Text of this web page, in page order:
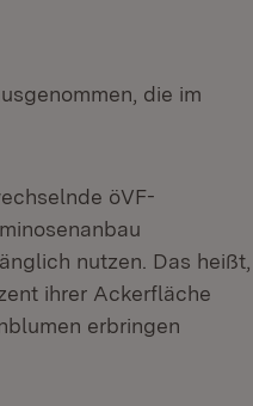
die im
öVF-
nutzen. Das heißt,
ihrer Ackerfläche
erbringen